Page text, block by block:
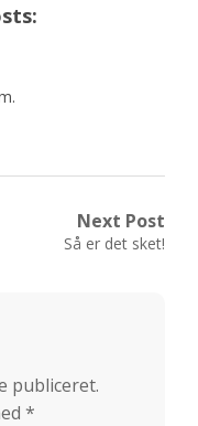
Next Post
Next
Så er det sket!
publiceret.
*